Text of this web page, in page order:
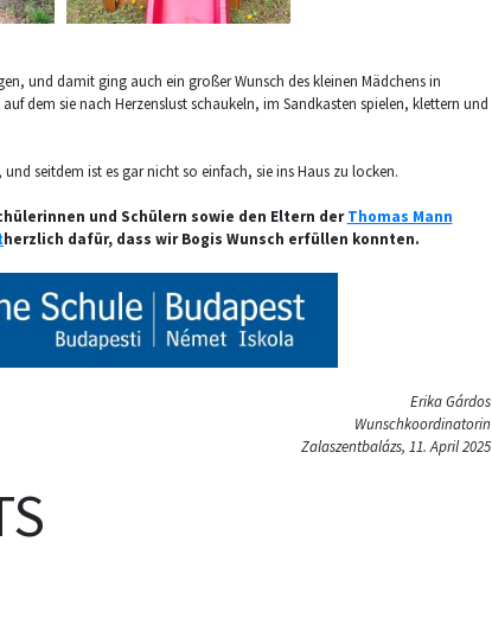
und damit ging auch ein großer Wunsch des kleinen Mädchens in
dem sie nach Herzenslust schaukeln, im Sandkasten spielen, klettern und
seitdem ist es gar nicht so einfach, sie ins Haus zu locken.
und Schülern sowie den Eltern derThomas Mann
herzlich dafür, dass wir Bogis Wunsch erfüllen konnten.
Erika Gárdos
Wunschkoordinatorin
Zalaszentbalázs, 11. April 2025